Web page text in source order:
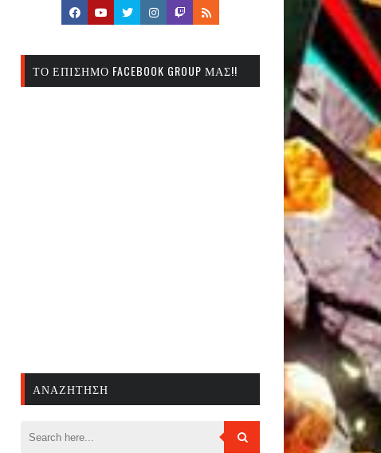
ΤΟ ΕΠΊΣΗΜΟ FACEBOOK GROUP ΜΑΣ!!
ΑΝΑΖΉΤΗΣΗ